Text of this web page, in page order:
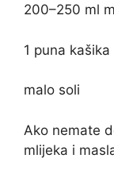
200–250 ml
1 puna
malo soli
Ako nemate
mlijeka i